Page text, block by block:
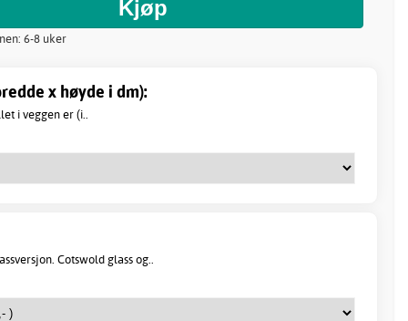
6-8 uker
x høyde i dm):
i veggen er (i..
Cotswold glass og..